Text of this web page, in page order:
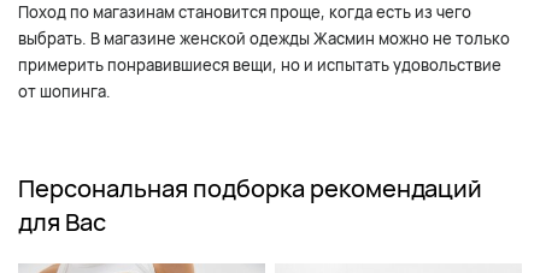
Поход по магазинам становится проще, когда есть из чего
выбрать. В магазине женской одежды Жасмин можно не только
примерить понравившиеся вещи, но и испытать удовольствие
от шопинга.
Персональная подборка рекомендаций
для Вас